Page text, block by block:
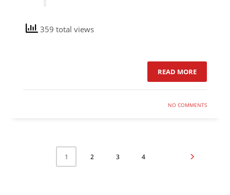
359 total views
READ MORE
NO COMMENTS
1 2 3 4